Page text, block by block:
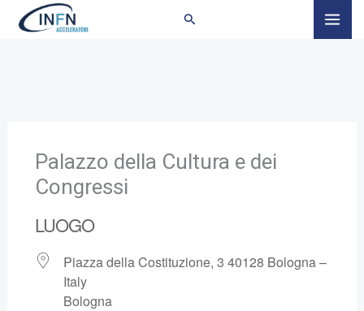
Palazzo della Cultura e dei
Congressi
LUOGO
Piazza della Costituzione, 3 40128 Bologna –
Italy
Bologna